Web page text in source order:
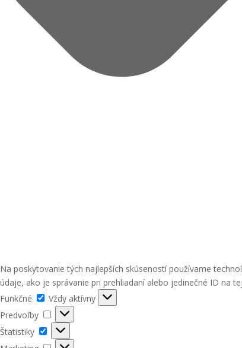
Na poskytovanie tých najlepších skúseností používame
údaje, ako je správanie pri prehliadaní alebo jedinečné ID na
Funkčné
Funkčné
Vždy aktívny
Predvoľby
Predvoľby
Štatistiky
Štatistiky
Marketing